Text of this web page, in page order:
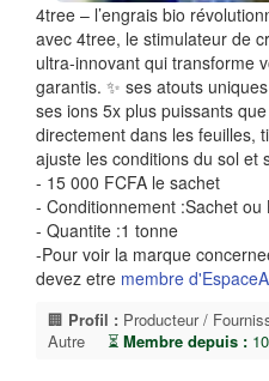
4tree – l’engrais bio
avec 4tree, le stimulateur de
ultra-innovant qui transforme
garantis. ✨ ses atouts
ses ions 5x plus puissants
directement dans les feuilles,
ajuste les conditions du sol et
- 15 000 FCFA le sachet
- Conditionnement :Sachet ou
- Quantite :1 tonne
-Pour voir la marque
devez etre membre
🏢 Profil : Producteur /
Autre
⏳ Membre depuis :